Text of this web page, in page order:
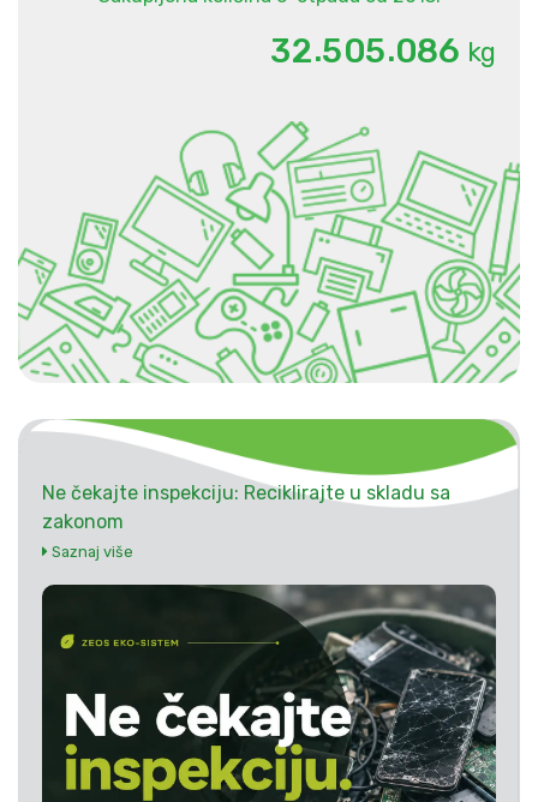
32.505.086 kg
Ne čekajte inspekciju: Reciklirajte u skladu sa
zakonom
Saznaj više